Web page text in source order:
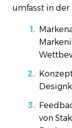
umfasst in der
von